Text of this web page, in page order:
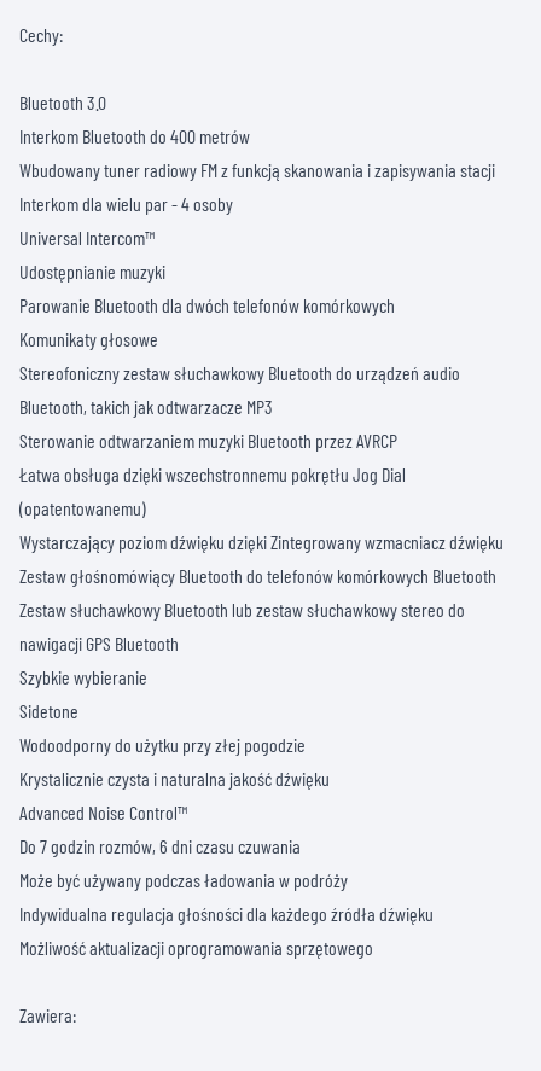
Cechy:
Bluetooth 3.0
Interkom Bluetooth do 400 metrów
Wbudowany tuner radiowy FM z funkcją skanowania i zapisywania stacji
Interkom dla wielu par - 4 osoby
Universal Intercom™
Udostępnianie muzyki
Parowanie Bluetooth dla dwóch telefonów komórkowych
Komunikaty głosowe
Stereofoniczny zestaw słuchawkowy Bluetooth do urządzeń audio
Bluetooth, takich jak odtwarzacze MP3
Sterowanie odtwarzaniem muzyki Bluetooth przez AVRCP
Łatwa obsługa dzięki wszechstronnemu pokrętłu Jog Dial
(opatentowanemu)
Wystarczający poziom dźwięku dzięki Zintegrowany wzmacniacz dźwięku
Zestaw głośnomówiący Bluetooth do telefonów komórkowych Bluetooth
Zestaw słuchawkowy Bluetooth lub zestaw słuchawkowy stereo do
nawigacji GPS Bluetooth
Szybkie wybieranie
Sidetone
Wodoodporny do użytku przy złej pogodzie
Krystalicznie czysta i naturalna jakość dźwięku
Advanced Noise Control™
Do 7 godzin rozmów, 6 dni czasu czuwania
Może być używany podczas ładowania w podróży
Indywidualna regulacja głośności dla każdego źródła dźwięku
Możliwość aktualizacji oprogramowania sprzętowego
Zawiera: